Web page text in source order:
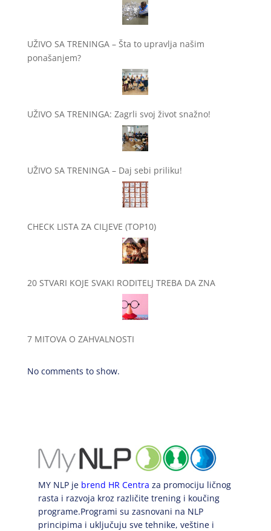
UŽIVO SA TRENINGA – Šta to upravlja našim
ponašanjem?
UŽIVO SA TRENINGA: Zagrli svoj život snažno!
UŽIVO SA TRENINGA – Daj sebi priliku!
CHECK LISTA ZA CILJEVE (TOP10)
20 STVARI KOJE SVAKI RODITELJ TREBA DA ZNA
7 MITOVA O ZAHVALNOSTI
No comments to show.
MY NLP je brend HR Centra za promociju ličnog
rasta i razvoja kroz različite trening i koučing
programe.Programi su zasnovani na NLP
principima i uključuju sve tehnike, veštine i